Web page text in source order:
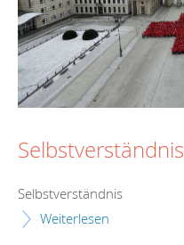
Selbstverständnis
Selbstverständnis
Weiterlesen